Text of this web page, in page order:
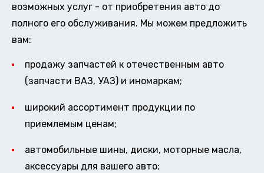
возможных услуг - от приобретения авто до
полного его обслуживания. Мы можем предложить
вам:
продажу запчастей к отечественным авто
(запчасти ВАЗ, УАЗ) и иномаркам;
широкий ассортимент продукции по
приемлемым ценам;
автомобильные шины, диски, моторные масла,
аксессуары для вашего авто;